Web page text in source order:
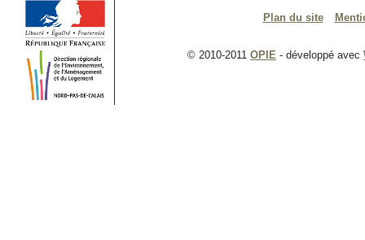
Plan du site
© 2010-2011 OPIE - développé avec